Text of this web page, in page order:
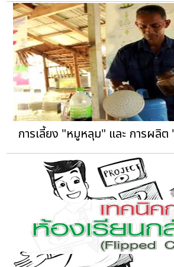
การเลี้ยง "หมูหลุม" และ การผลิ